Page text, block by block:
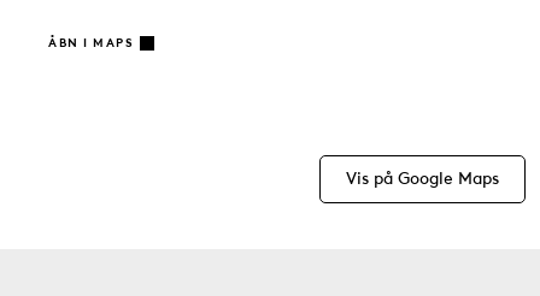
ÅBN I MAPS
Vis på Google Maps